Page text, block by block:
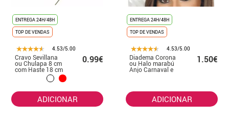
ENTREGA 24H/48H
TOP DE VENDAS
4.53/5.00
Cravo Sevillana
ou Chulapa 8 cm
com Haste 18 cm
em várias cores
0.99€
ADICIONAR
ENTREGA 24H/48H
TOP DE VENDAS
4.53/5.00
Diadema Corona
ou Halo marabú
Anjo Carnaval e
Natal
1.50€
ADICIONAR